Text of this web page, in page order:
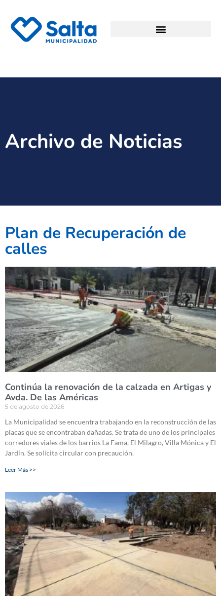
Archivo de Noticias
Plan de Recuperación de
calles
Continúa la renovación de la calzada en Artigas y
Avda. De las Américas
5 de agosto de 2026
La Municipalidad se encuentra trabajando en la reconstrucción de las
placas que se encontraban dañadas. Se trata de uno de los principales
corredores viales de los barrios La Fama, El Milagro, Villa Mónica y El
Jardín. Se solicita circular con precaución.
Leer Más >>